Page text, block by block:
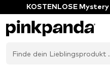
KOSTENLOSE